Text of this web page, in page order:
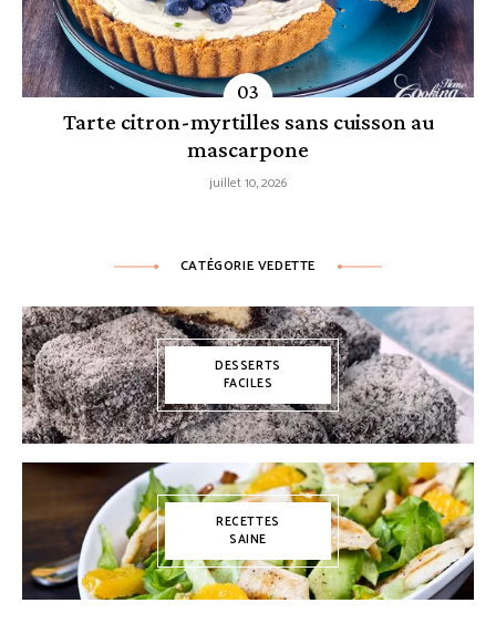
Tarte citron-myrtilles sans cuisson au
mascarpone
juillet 10, 2026
CATÉGORIE VEDETTE
DESSERTS
FACILES
RECETTES
SAINE